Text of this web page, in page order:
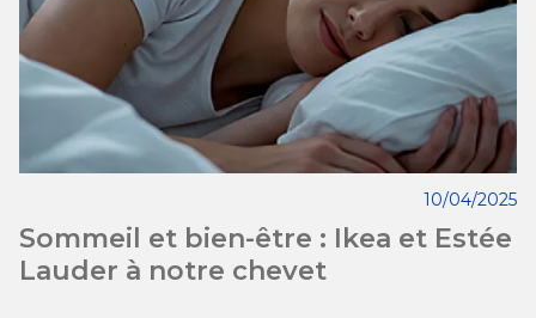
Sommeil et bien-être : Ikea et Estée
Lauder à notre chevet
10/04/2025